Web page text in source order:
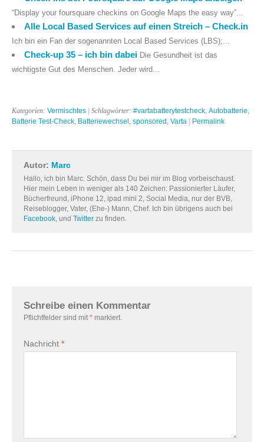
“Display your foursquare checkins on Google Maps the easy way”...
Alle Local Based Services auf einen Streich – Check.in
Ich bin ein Fan der sogenannten Local Based Services (LBS);...
Check-up 35 – ich bin dabei Die Gesundheit ist das
wichtigste Gut des Menschen. Jeder wird...
Kategorien: Vermischtes | Schlagwörter: #vartabatterytestcheck Autobatterie
Batterie Test-Check Batteriewechsel sponsored Varta | Permalink
Autor: Marc
Hallo, ich bin Marc. Schön, dass Du bei mir im Blog vorbeischaust.
Hier mein Leben in weniger als 140 Zeichen: Passionierter Läufer,
Bücherfreund, iPhone 12, ipad mini 2, Social Media, nur der BVB,
Reiseblogger, Vater, (Ehe-) Mann, Chef. Ich bin übrigens auch bei
Facebook , und Twitter zu finden.
Schreibe einen Kommentar
Pflichtfelder sind mit * markiert.
Nachricht *